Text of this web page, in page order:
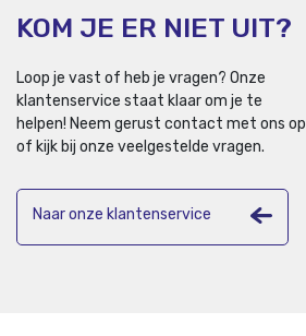
KOM JE ER NIET UIT?
Loop je vast of heb je vragen? Onze
klantenservice staat klaar om je te
helpen! Neem gerust contact met ons op
of kijk bij onze veelgestelde vragen.
Naar onze klantenservice